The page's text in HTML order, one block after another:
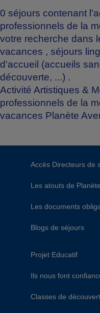
0 séjours contenant
professionnels de la
votre recherche dans
vacances , séjours
d'accueil (accueils
découverte, ...) .
Activité Artistiques &
professionnels de la
vacances Planète
Accès Directeurs de
Les atouts de
Les documents
Blogs de séjours
Projet Educatif
Ils nous font
Classes de